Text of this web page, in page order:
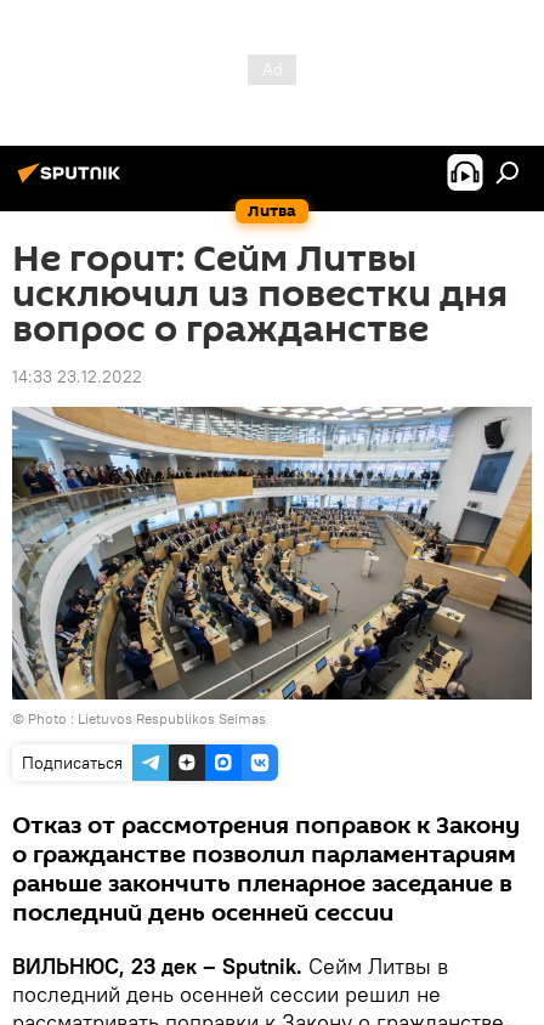
Литва
Не горит: Сейм Литвы
исключил из повестки дня
вопрос о гражданстве
14:33 23.12.2022
© Photo : Lietuvos Respublikos Seimas
Подписаться
Отказ от рассмотрения поправок к Закону
о гражданстве позволил парламентариям
раньше закончить пленарное заседание в
последний день осенней сессии
ВИЛЬНЮС, 23 дек – Sputnik. Сейм Литвы в
последний день осенней сессии решил не